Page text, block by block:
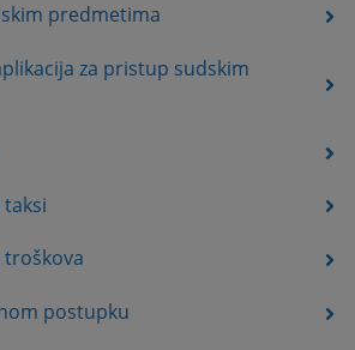
predmetima
za pristup sudskim
postupku